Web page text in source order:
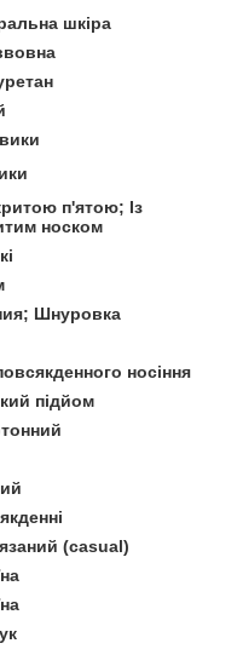
шкіра
п'ятою; Із
носком
Шнуровка
носіння
підйом
(casual)